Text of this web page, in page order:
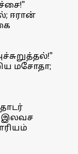
ஈரான்
மசோதா;
இலவச